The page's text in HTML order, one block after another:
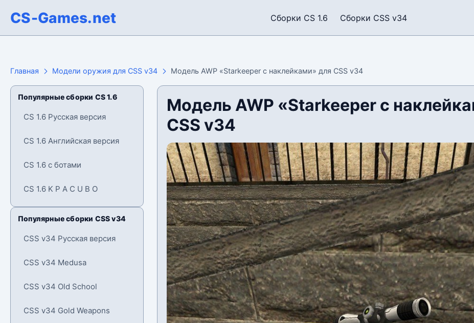
CS-Games.net Сборки CS 1.6 Сборки CSS v34
Главная Модели оружия для CSS v34 Модель AWP «Starkeeper с наклейками» для CSS v34
Популярные сборки CS 1.6
CS 1.6 Русская версия
CS 1.6 Английская версия
CS 1.6 с ботами
CS 1.6 K P A C U B O
Популярные сборки CSS v34
CSS v34 Русская версия
CSS v34 Medusa
CSS v34 Old School
CSS v34 Gold Weapons
Модель AWP «Starkeeper с
CSS v34